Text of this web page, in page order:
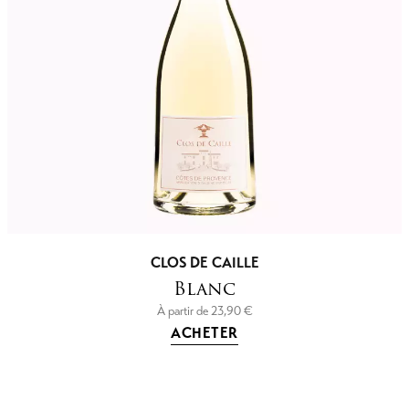
CLOS DE CAILLE
Blanc
À partir de23,90€
ACHETER